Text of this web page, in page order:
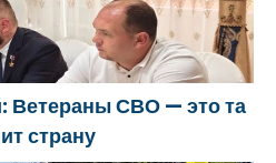
Ветераны СВО — это та
страну